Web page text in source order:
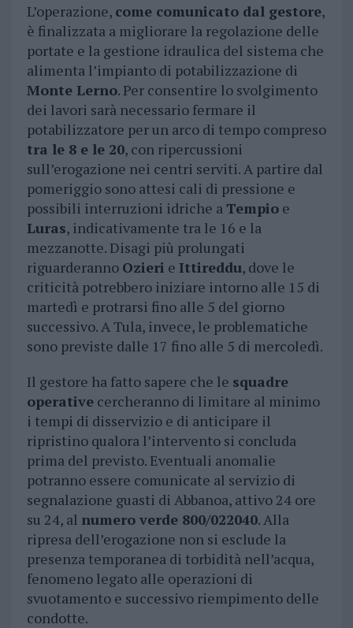
L’operazione, come comunicato dal gestore,
è finalizzata a migliorare la regolazione delle
portate e la gestione idraulica del sistema che
alimenta l’impianto di potabilizzazione di
Monte Lerno. Per consentire lo svolgimento
dei lavori sarà necessario fermare il
potabilizzatore per un arco di tempo compreso
tra le 8 e le 20, con ripercussioni
sull’erogazione nei centri serviti. A partire dal
pomeriggio sono attesi cali di pressione e
possibili interruzioni idriche a Tempioe
Luras, indicativamente tra le 16 e la
mezzanotte. Disagi più prolungati
riguarderanno Ozieri e Ittireddu, dove le
criticità potrebbero iniziare intorno alle 15 di
martedì e protrarsi fino alle 5 del giorno
successivo. A Tula, invece, le problematiche
sono previste dalle 17 fino alle 5 di mercoledì.
Il gestore ha fatto sapere che le squadre
operativecercheranno di limitare al minimo
i tempi di disservizio e di anticipare il
ripristino qualora l’intervento si concluda
prima del previsto. Eventuali anomalie
potranno essere comunicate al servizio di
segnalazione guasti di Abbanoa, attivo 24 ore
su 24, al numero verde 800/022040. Alla
ripresa dell’erogazione non si esclude la
presenza temporanea di torbidità nell’acqua,
fenomeno legato alle operazioni di
svuotamento e successivo riempimento delle
condotte.